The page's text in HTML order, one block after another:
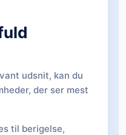
udsnit, kan du
der ser mest
til berigelse,